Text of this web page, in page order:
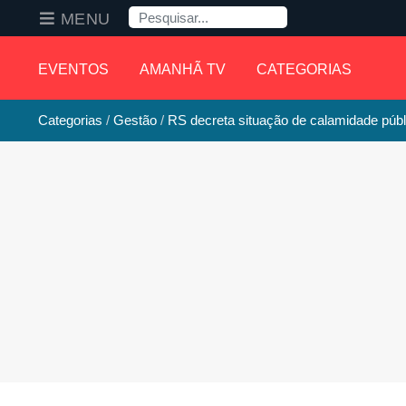
EVENTOS AMANHÃ TV CATEGORIAS
MENU Pesquisa
Categorias Gestão RS decreta situação de calamidade